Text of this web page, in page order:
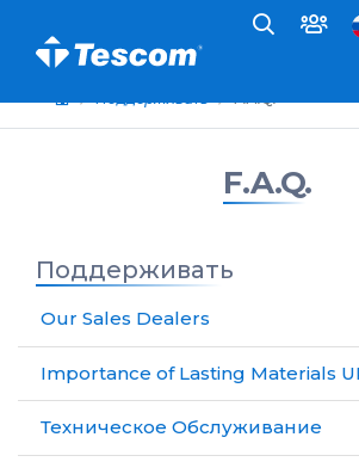
Поддерживать F.A.Q.
F.A.Q.
Поддерживать
Our Sales Dealers
Importance of Lasting Materials
Техническое Обслуживание